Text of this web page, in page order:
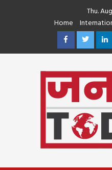
Thu.
Home
FacebookTwitter